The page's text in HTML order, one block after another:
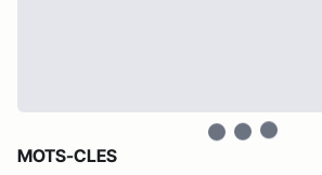
MOTS-CLES